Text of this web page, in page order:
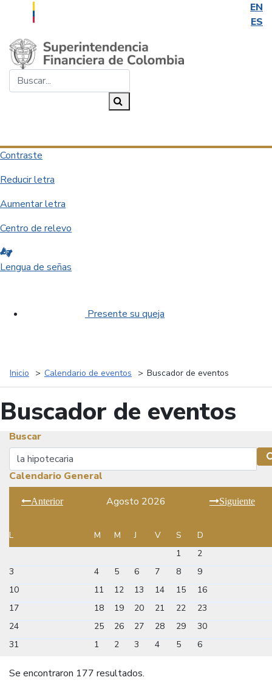
EN
ES
Saltar al contenido principal
Contraste
Reducir letra
Aumentar letra
Centro de relevo
Lengua de señas
Presente su queja
Inicio Calendario de eventos Buscador de eventos
Buscador de eventos
Buscar
Buscar
Calendario General
Anterior Agosto 2026 Siguiente
L M M J V S
D
1
2
3
4 5 6 7 8
9
10
11 12 13 14 15
16
17
18 19 20 21 22
23
24
25 26 27 28 29
30
31
1 2 3 4 5 6
Se encontraron 177 resultados.